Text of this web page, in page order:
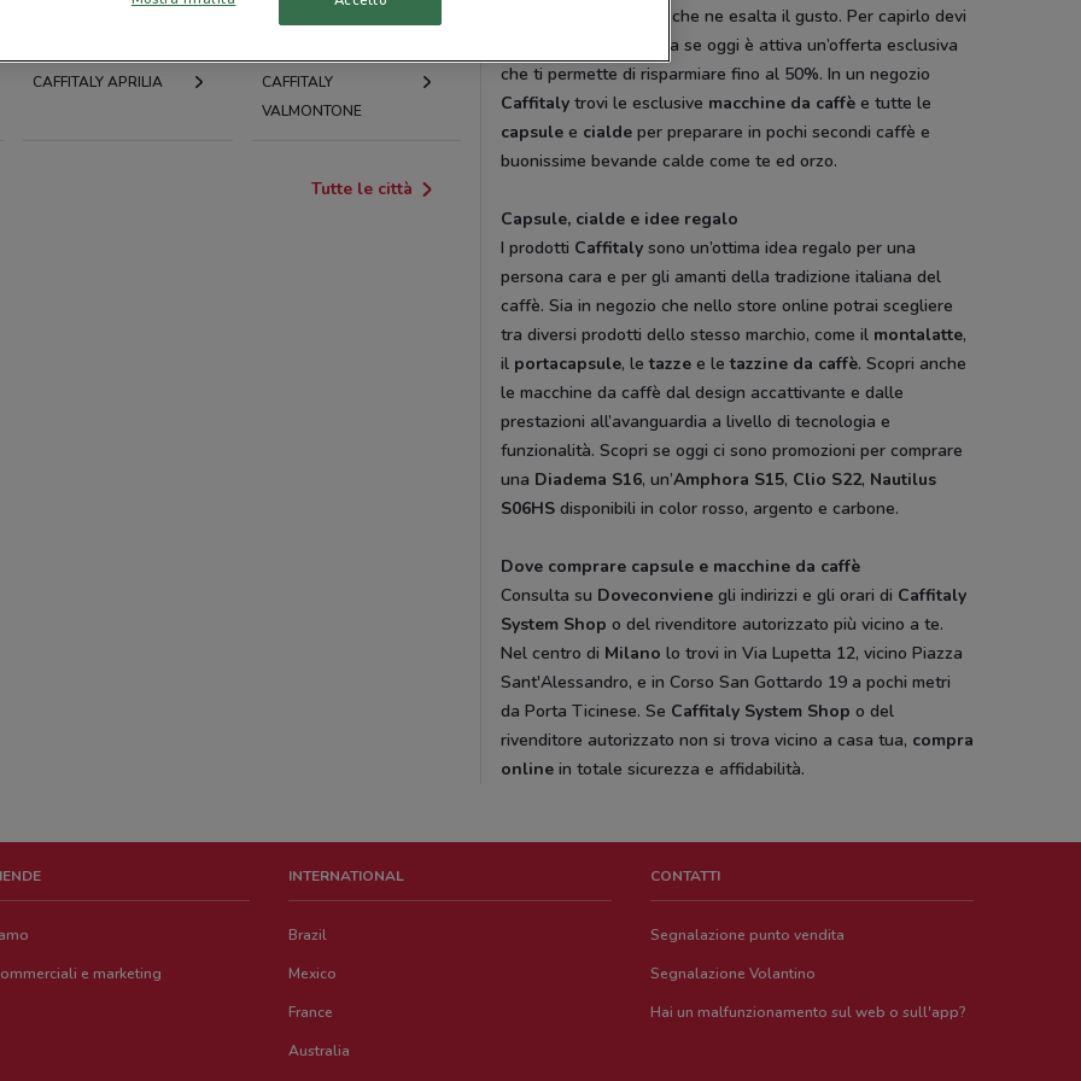
BRACCIANO
CAFFITALY APRILIA
CAFFITALY
VALMONTONE
Tutte le città
un sistema innovativo che ne esalta il gusto. Per capirlo devi
solo provarlo. Consulta se oggi è attiva un’offerta esclusiva
che ti permette di risparmiare fino al 50%. In un negozio
Caffitaly trovi le esclusive macchine da caffè e tutte le
capsule e cialde per preparare in pochi secondi caffè e
buonissime bevande calde come te ed orzo.
Capsule, cialde e idee regalo
I prodotti Caffitaly sono un’ottima idea regalo per una
persona cara e per gli amanti della tradizione italiana del
caffè. Sia in negozio che nello store online potrai scegliere
tra diversi prodotti dello stesso marchio, come il montalatte,
il portacapsule, letazze e le tazzine da caffè. Scopri anche
le macchine da caffè dal design accattivante e dalle
prestazioni all’avanguardia a livello di tecnologia e
funzionalità. Scopri se oggi ci sono promozioni per comprare
una Diadema S16, un’Amphora S15, Clio S22, Nautilus
S06HS disponibili in color rosso, argento e carbone.
Dove comprare capsule e macchine da caffè
Consulta su Doveconviene gli indirizzi e gli orari di Caffitaly
System Shop o del rivenditore autorizzato più vicino a te.
Nel centro di Milano lo trovi in Via Lupetta 12, vicino Piazza
Sant'Alessandro, e in Corso San Gottardo 19 a pochi metri
da Porta Ticinese. Se Caffitaly System Shop o del
rivenditore autorizzato non si trova vicino a casa tua, compra
online in totale sicurezza e affidabilità.
e marketing
INTERNATIONAL
Brazil
Mexico
France
Australia
CONTATTI
Segnalazione punto vendita
Segnalazione Volantino
Hai un malfunzionamento sul web o sull'app?